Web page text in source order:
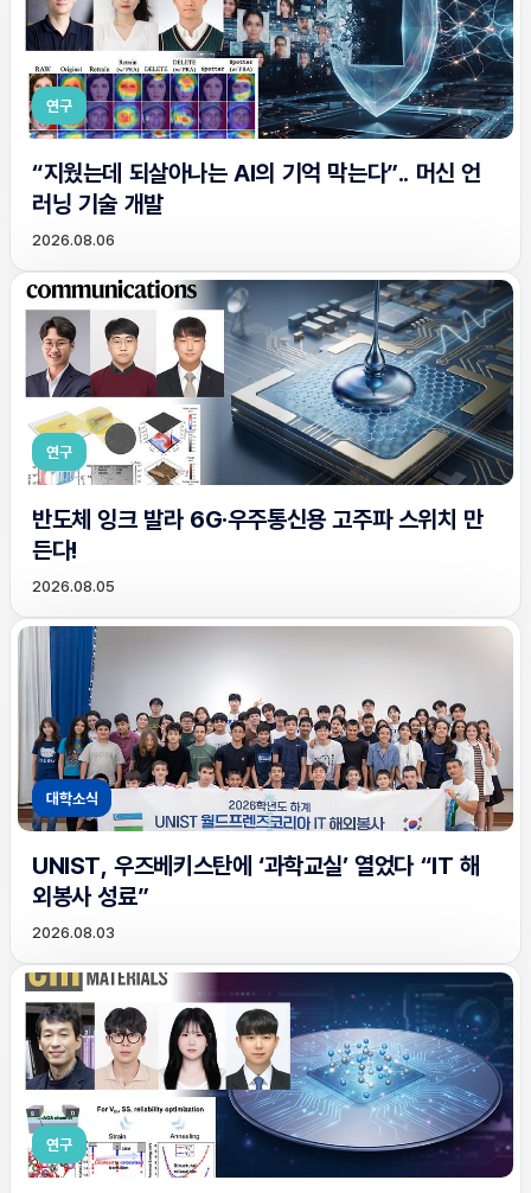
연구
“지웠는데 되살아나는 AI의 기억 막는다”.. 머신 언
러닝 기술 개발
2026.08.06
연구
반도체 잉크 발라 6G·우주통신용 고주파 스위치 만
든다!
2026.08.05
대학소식
UNIST, 우즈베키스탄에 ‘과학교실’ 열었다 “IT 해
외봉사 성료”
2026.08.03
연구